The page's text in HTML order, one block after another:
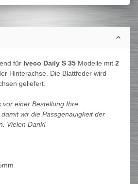
für Iveco Daily S 35 Modelle mit 2
Hinterachse. Die Blattfeder wird
geliefert.
vor einer Bestellung Ihre
wir die Passgenauigkeit der
Vielen Dank!